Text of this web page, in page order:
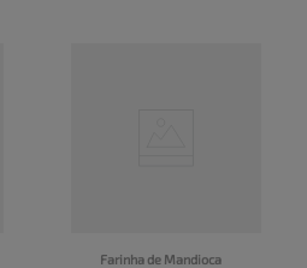
Farinha de Mandioca